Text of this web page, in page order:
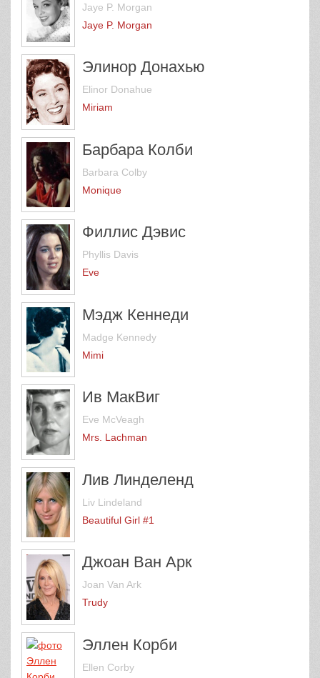
Jaye P. Morgan
Jaye P. Morgan
Элинор Донахью
Elinor Donahue
Miriam
Барбара Колби
Barbara Colby
Monique
Филлис Дэвис
Phyllis Davis
Eve
Мэдж Кеннеди
Madge Kennedy
Mimi
Ив МакВиг
Eve McVeagh
Mrs. Lachman
Лив Линделенд
Liv Lindeland
Beautiful Girl #1
Джоан Ван Арк
Joan Van Ark
Trudy
Эллен Корби
Ellen Corby